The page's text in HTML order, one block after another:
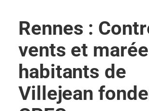
e
Rennes :
vents et
habitants de
Villejean